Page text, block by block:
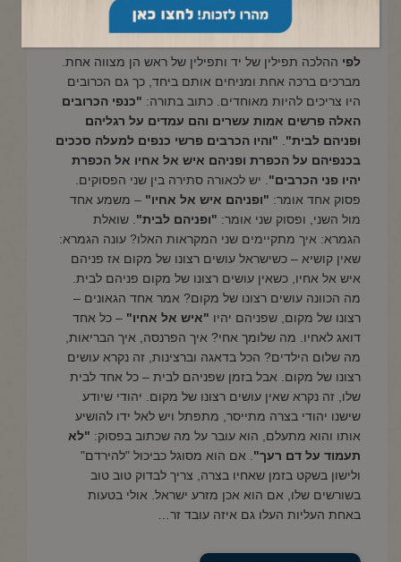
איש אל אחיו
לפי ההלכה תפילין של יד ותפילין של ראש הן מצווה אחת.
מברכים ברכה אחת ומניחים אותם ביחד, כך גם הכרובים
היו צריכים להיות מאוחדים. כתוב בתורה: "כנפי הכרובים
האלה פרשים אמות עשרים והם עמדים על רגליהם
ופניהם לבית"
"והיו הכרבים פרשי כנפים למעלה סככים
בכנפיהם על הכפרת ופניהם איש אל אחיו אל הכפרת
יהיו פני הכרבים" . יש לכאורה סתירה בין שני הפסוקים.
פסוק אחד אומר: "ופניהם איש אל אחיו" – משמע אחד
מול השני, ופסוק שני אומר: "ופניהם לבית" . שואלת
הגמרא: איך מתקיימים שני המקראות האלו? עונה הגמרא:
שאין קושיא – כשישראל עושים רצונו של מקום אז פניהם
איש אל אחיו, כשאין עושים רצונו של מקום פניהם לבית.
מה הכוונה עושים רצונו של מקום? אמר אחד הגאונים –
רצונו של מקום, שפניהם יהיו "איש אל אחיו" – כל אחד
דואג לאחיו. מה שלומך אחי? איך הפרנסה, איך הבריאות,
מה שלום הילדים? הכל בדאגה וברצינות, זה נקרא עושים
רצונו של מקום. אבל בזמן שפניהם לבית – כל אחד לבית
שלו, זה נקרא שאין עושים רצונו של מקום. יהודי שיודע
שישנו יהודי בצרה מתייסר, מתפתל ויש לאל ידו להושיע
אותו והוא מתעלם, הוא עובר על מה שכתוב בפסוק: "לא
תעמוד על דם רעך" . אם הוא מסוגל כביכול "להירדם"
ולישון בשקט בזמן שאחיו בצרה, צריך לבדוק טוב טוב
בשורשים שלו, אם הוא אכן מזרע ישראל. אולי בטעות
באחת העליות העלו גם איזה עובד זר…